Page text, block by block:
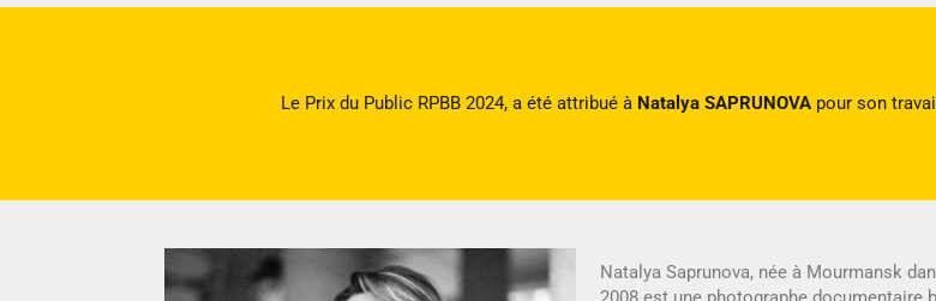
Le Prix du Public RPBB 2024, a été attribué à Natalya SAPRUNOVApour son travail
Natalya Saprunova, née à Mourmansk